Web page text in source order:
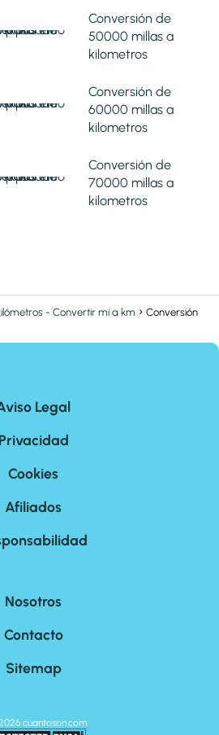
Conversión de
50000 millas a
kilometros
Conversión de
60000 millas a
kilometros
Conversión de
70000 millas a
kilometros
- Convertir mi a km
Conversión
Legal
Privacidad
Cookies
Afiliados
Nosotros
Contacto
Sitemap
cuantoson.com